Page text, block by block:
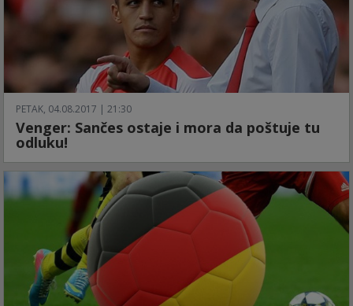
PETAK, 04.08.2017 | 21:30
Venger: Sančes ostaje i mora da poštuje tu
odluku!